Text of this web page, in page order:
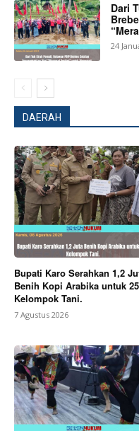
Dari
24
DAERAH
Bupati Karo Serahkan 1,2
Benih Kopi Arabika untuk
Kelompok Tani.
7 Agustus 2026